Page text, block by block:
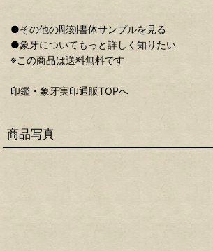
●その他の彫刻書体サンプルを見る
●象牙についてもっと詳しく知りたい
※この商品は送料無料です
印鑑・象牙実印通販TOPへ
商品写真